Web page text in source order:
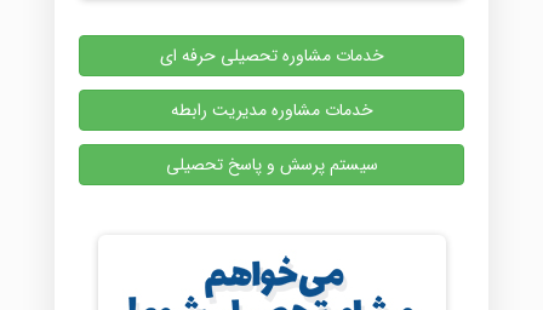
خدمات مشاوره تحصیلی حرفه ای
خدمات مشاوره مدیریت رابطه
سیستم پرسش و پاسخ تحصیلی